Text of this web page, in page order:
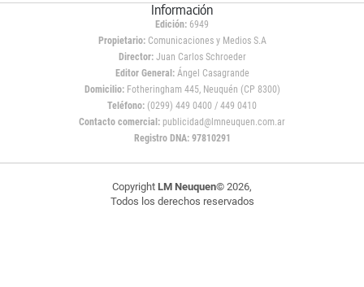
Información
Edición: 6949
Propietario:Comunicaciones y Medios S.A
Director: Juan Carlos Schroeder
Editor General:Ángel Casagrande
Domicilio:Fotheringham 445, Neuquén (CP 8300)
Teléfono: (0299) 449 0400 / 449 0410
Contacto comercial: publicidad@lmneuquen.com.ar
Registro DNA: 97810291
Copyright LM Neuquen© 2026,
Todos los derechos reservados